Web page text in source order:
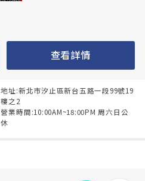
查看詳情
地址:新北市汐止區新台五路一段99號19
樓之2
營業時間:10:00AM~18:00PM 周六日公
休